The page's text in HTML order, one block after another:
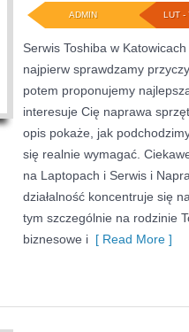
LUT -
ADMIN
Serwis Toshiba w
najpierw sprawdzamy
potem proponujemy
interesuje Cię naprawa
opis pokaże, jak
się realnie wymagać.
na Laptopach i Serwis i
działalność koncentruje się
tym szczególnie na rodzinie
biznesowe i [ Read More ]